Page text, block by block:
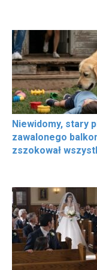
Niewidomy, stary
zawalonego
zszokował